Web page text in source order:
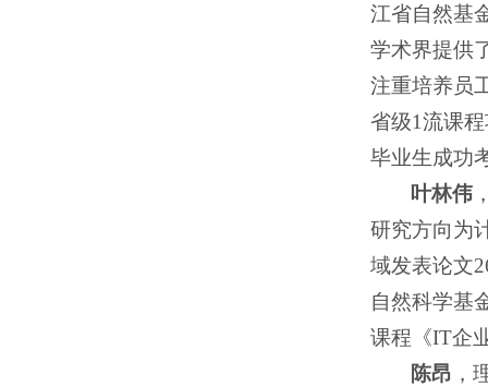
江省自然基
学术界提供
注重培养员
省级1流课
毕业生成功
叶林伟
研究方向为
域发表论文
自然科学基
课程《IT企
陈昂 ，